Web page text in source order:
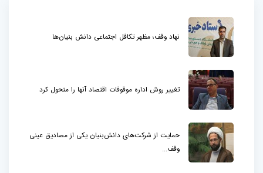
نهاد وقف؛ مظهر تکافل اجتماعی دانش بنیان‌ها
تغییر روش اداره موقوفات اقتصاد آنها را متحول کرد
حمایت از شرکت‌های دانش‌بنیان یکی از مصادیق عینی
وقف...